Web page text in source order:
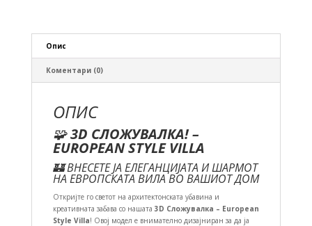
Опис
Коментари (0)
ОПИС
🧩3D СЛОЖУВАЛКА! –
EUROPEAN STYLE VILLA
🏰 ВНЕСЕТЕ ЈА ЕЛЕГАНЦИЈАТА И ШАРМОТ
НА ЕВРОПСКАТА ВИЛА ВО ВАШИОТ ДОМ
Откријте го светот на архитектонската убавина и
креативната забава со нашата 3D Сложувалка – European
Style Villa! Овој модел е внимателно дизајниран за да ја